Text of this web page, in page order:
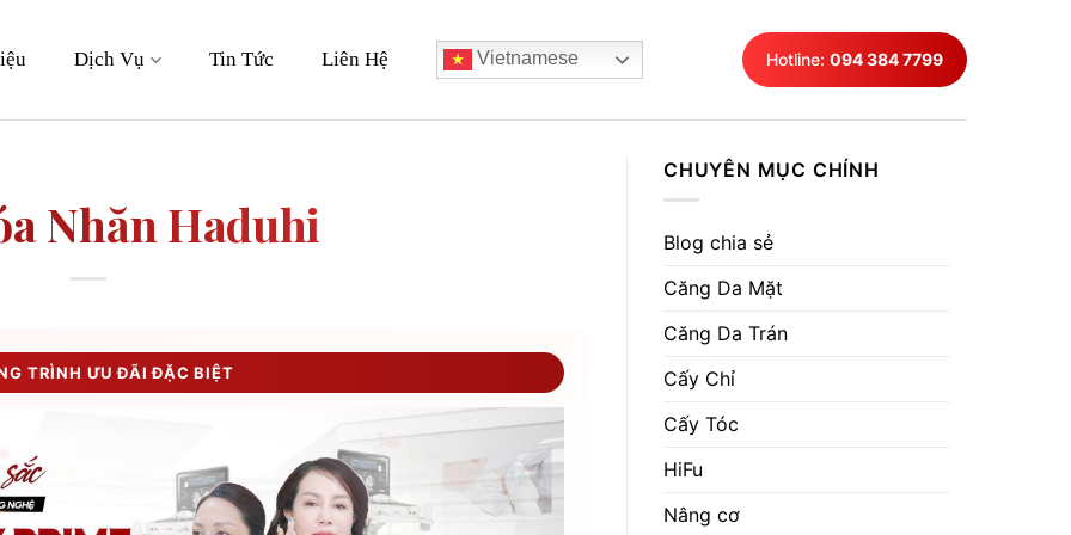
Dịch Vụ Tin Tức Liên Hệ Vietnamese Hotline: 094 384 7799
Nhăn Haduhi
TRÌNH ƯU ĐÃI ĐẶC BIỆT
CHUYÊN MỤC CHÍNH
Blog chia sẻ
Căng Da Mặt
Căng Da Trán
Cấy Chỉ
Cấy Tóc
HiFu
Nâng cơ